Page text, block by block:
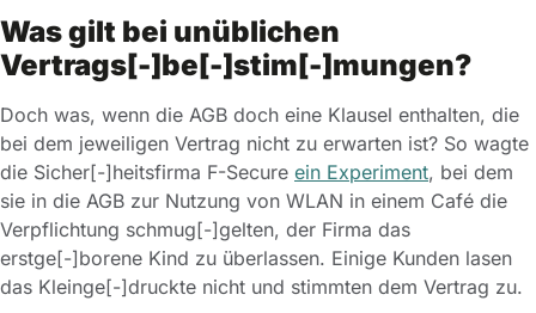
Was gilt bei unüblichen
Vertrags[-]be[-]stim[-]mungen?
Doch was, wenn die AGB doch eine Klausel enthalten, die
bei dem jeweiligen Vertrag nicht zu erwarten ist? So wagte
die Sicher[-]heitsfirma F-Secure ein Experiment, bei dem
sie in die AGB zur Nutzung von WLAN in einem Café die
Verpflichtung schmug[-]gelten, der Firma das
erstge[-]borene Kind zu überlassen. Einige Kunden lasen
das Kleinge[-]druckte nicht und stimmten dem Vertrag zu.